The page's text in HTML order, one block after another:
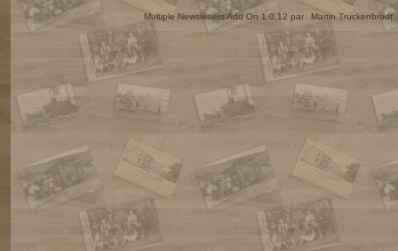
Multiple Newsletters Add On 1.0.12 par Martin Truckenbrodt